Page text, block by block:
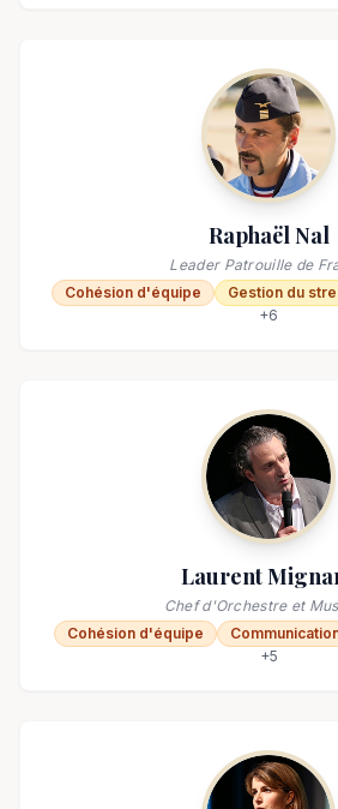
Raphaël Nal
Leader Patrouille de
Cohésion d'équipe
Gestion du
+6
Laurent
Chef d'Orchestre et
Cohésion d'équipe
+5